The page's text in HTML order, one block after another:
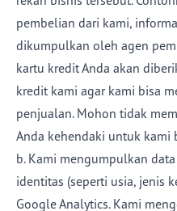
pembelian dari kami,
dikumpulkan oleh agen
kartu kredit Anda akan
kredit kami agar kami bisa
penjualan. Mohon tidak
Anda kehendaki untuk kami
b. Kami mengumpulkan
identitas (seperti usia, jenis
Google Analytics. Kami